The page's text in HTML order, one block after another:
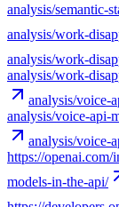
analysis/semantic-
analysis/work-
analysis/work-
analysis/work-
analysis/voice-
analysis/voice-api-
analysis/voice-
https://
models-in-the-api/